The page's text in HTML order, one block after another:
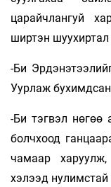
царайчлангуй
ширтэн
-Би
Уурлаж
-Би тэгвэл нөгөө
болчхоод
чамаар
хэлээд